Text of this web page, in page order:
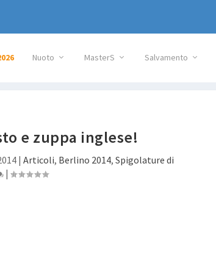
Nuoto MasterS Salvamento
e zuppa inglese!
| Articoli, Berlino 2014, Spigolature di
|